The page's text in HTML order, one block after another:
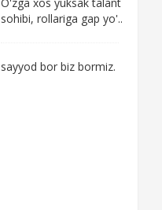
sohibi, rollariga gap yo'..
sayyod bor biz bormiz.